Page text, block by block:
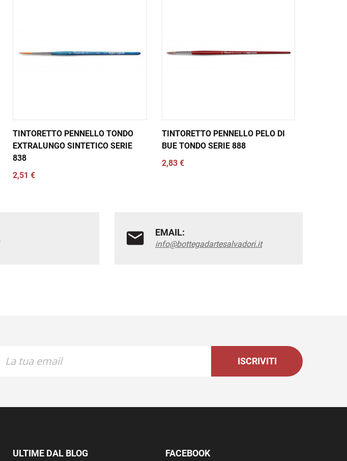
TINTORETTO PENNELLO TONDO
EXTRALUNGO SINTETICO SERIE
838
2,51 €
TINTORETTO PENNELLO PELO DI
BUE TONDO SERIE 888
2,83 €
EMAIL:
info@bottegadartesalvadori.it
ISCRIVITI
ULTIME DAL BLOG FACEBOOK